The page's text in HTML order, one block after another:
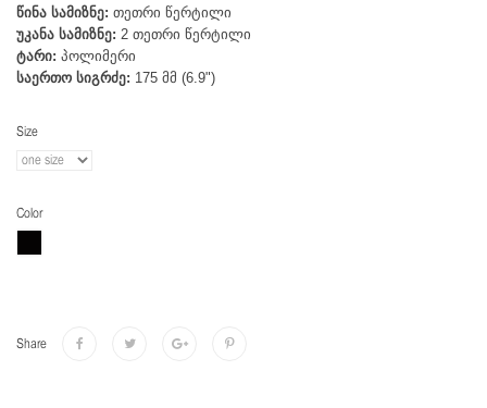
წინა სამიზნე: თეთრი წერტილი
უკანა სამიზნე: 2 თეთრი წერტილი
ტარი: პოლიმერი
საერთო სიგრძე: 175 მმ (6.9")
Size
Color
Share